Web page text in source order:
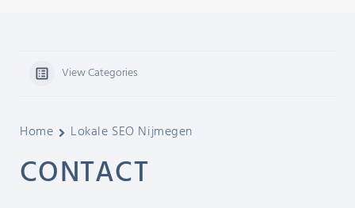
View Categories
Home Lokale SEO Nijmegen
CONTACT